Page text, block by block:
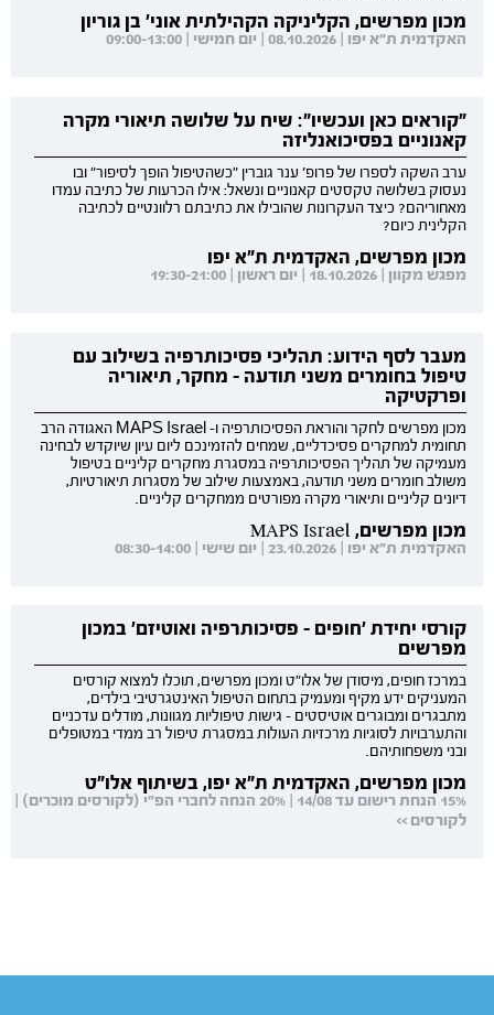
מכון מפרשים, הקליניקה הקהילתית אוני' בן גוריון
האקדמית ת"א יפו | 08.10.2026 | יום חמישי | 09:00-13:00
"קוראים כאן ועכשיו": שיח על שלושה תיאורי מקרה
קאנוניים בפסיכואנליזה
ערב השקה לספרו של פרופ' ענר גוברין "כשהטיפול הופך לסיפור" ובו
נעסוק בשלושה טקסטים קאנוניים ונשאל: אילו הכרעות של כתיבה עמדו
מאחוריהם? כיצד העקרונות שהובילו את כתיבתם רלוונטיים לכתיבה
הקלינית כיום?
מכון מפרשים, האקדמית ת"א יפו
מפגש מקוון | 18.10.2026 | יום ראשון | 19:30-21:00
מעבר לסף הידוע: תהליכי פסיכותרפיה בשילוב עם
טיפול בחומרים משני תודעה - מחקר, תיאוריה
ופרקטיקה
מכון מפרשים לחקר והוראת הפסיכותרפיה ו- MAPS Israel האגודה הרב
תחומית למחקרים פסיכדליים, שמחים להזמינכם ליום עיון שיוקדש לבחינה
מעמיקה של תהליך הפסיכותרפיה במסגרת מחקרים קליניים בטיפול
משולב חומרים משני תודעה, באמצעות שילוב של מסגרות תיאורטיות,
דיונים קליניים ותיאורי מקרה מפורטים ממחקרים קליניים.
מכון מפרשים, MAPS Israel
האקדמית ת"א יפו | 23.10.2026 | יום שישי | 08:30-14:00
קורסי יחידת 'חופים - פסיכותרפיה ואוטיזם' במכון
מפרשים
במרכז חופים, מיסודן של אלו"ט ומכון מפרשים, תוכלו למצוא קורסים
המעניקים ידע מקיף ומעמיק בתחום הטיפול האינטגרטיבי בילדים,
מתבגרים ומבוגרים אוטיסטים - גישות טיפוליות מגוונות, מודלים עדכניים
והתערבויות לסוגיות מרכזיות העולות במסגרת טיפול רב ממדי במטופלים
ובני משפחותיהם.
מכון מפרשים, האקדמית ת"א יפו, בשיתוף אלו"ט
15% הנחת רישום עד 14/08 | 20% הנחה לחברי הפ"י (לקורסים מוכרים) |
לקורסים >>